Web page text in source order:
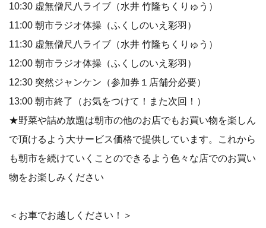
10:30 虚無僧尺八ライブ（水井 竹隆ちくりゅう）
11:00 朝市ラジオ体操（ふくしのいえ彩羽）
11:30 虚無僧尺八ライブ（水井 竹隆ちくりゅう）
12:00 朝市ラジオ体操（ふくしのいえ彩羽）
12:30 突然ジャンケン（参加券１店舗分必要）
13:00 朝市終了（お気をつけて！また次回！）
★野菜や詰め放題は朝市の他のお店でもお買い物を楽しん
で頂けるよう大サービス価格で提供しています。これから
も朝市を続けていくことのできるよう色々な店でのお買い
物をお楽しみください
＜お車でお越しください！＞